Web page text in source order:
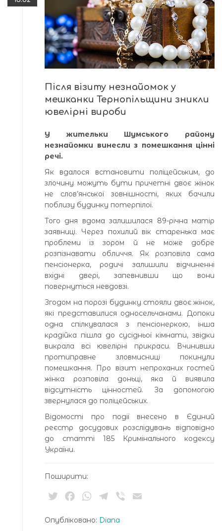
Після візиту незнайомок у
мешканки Тернопільщини зникли
ювелірні вироби
У жительки Шумського району
незнайомки винесли з помешкання цінні
речі.
Як вдалося встановити поліцейським, до
злочину можуть бути причетні двоє жінок
не слов’янської зовнішності, яких бачили
поблизу будинку потерпілої.
Того дня вдома залишилася 89-річна матір
заявниці. Через похилий вік старенька має
проблеми із зором й не може добре
розпізнавати обличчя. Як розповіла сама
пенсіонерка, родичі залишили відчиненні
вхідні двері, запевнивши що вони
повернуться невдовзі.
Згодом на порозі будинку стояли двоє жінок,
які представилися односельчанами. Допоки
одна спілкувалася з пенсіонеркою, інша
крадійка пішла до сусідньої кімнати, звідки
викрала всі ювелірні прикраси. Вчинивши
протиправне зловмисниці покинули
помешкання. Про візит непроханих гостей
жінка розповіла доньці, яка й виявила
відсутність цінностей. За допомогою
звернулася до поліцейських.
Відомості про події внесено в Єдиний
реєстр досудових розслідувань відповідно
до статті 185 Кримінального кодексу
України.
Поширити:
TwitterFacebookWhatsApp
Telegram
Viber
Опубліковано: Diana